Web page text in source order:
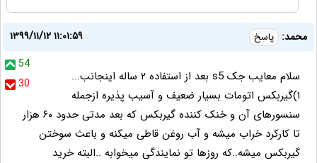
محمد: پاسخ
۱۳۹۹/۱۱/۱۲ ۱۱:۰۱:۵۹
54
30
سلام معایب جک s5 بعد از استفاده ۲ ساله اینجانب...
۱)گیربکس اتومات بسیار ضعیف و آسیب پذیره ازجمله
سنسورهای آن و خنک کننده گیربکس که بعد مدتی حدود ۶۰ هزار
تا کارکرد خراب میشه و آب روغن قاطی میکنه و باعث سوختن
گیربکس میشه..که روزها تو نمایندگی میخوابه ..البته خرید